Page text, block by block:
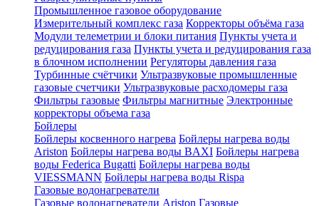
Промышленное газовое оборудование
Измерительный комплекс газа Корректоры объёма газа
Модули телеметрии и блоки питания Пункты учета и
редуцирования газа Пункты учета и редуцирования газа
в блочном исполнении Регуляторы давления газа
Турбинные счётчики Ультразвуковые промышленные
газовые счетчики Ультразвуковые расходомеры газа
Фильтры газовые Фильтры магнитные Электронные
корректоры объема газа
Бойлеры
Бойлеры косвенного нагрева Бойлеры нагрева воды
Ariston Бойлеры нагрева воды BAXI Бойлеры нагрева
воды Federica Bugatti Бойлеры нагрева воды
VIESSMANN Бойлеры нагрева воды Rispa
Газовые водонагреватели
Газовые водонагреватели Ariston Газовые